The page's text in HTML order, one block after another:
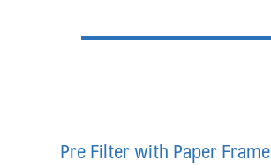
Pre Filter with Paper Frame